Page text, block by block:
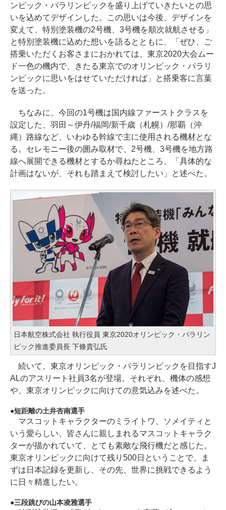
ンピック・パラリンピックを盛り上げていきたいとの思
いを込めてデザインした。この思いは今後、デザインを
変えて、特別塗装機の2号機、3号機を順次就航させる」
と特別塗装機に込めた想いを語るとともに、「ぜひ、ご
搭乗いただくお客さまにおかれては、東京2020大会ムー
ド一色の機内で、きたる東京でのオリンピック・パラリ
ンピックに思いをはせていただければ」と搭乗客に言葉
を送った。
ちなみに、今回の1号機は国内線ファーストクラスを
設定した、羽田～伊丹/福岡/新千歳（札幌）/那覇（沖
縄）路線など、いわゆる幹線で主に使用される機材とな
る。セレモニー後の囲み取材で、2号機、3号機を地方路
線へ展開できる機材とするか尋ねたところ、「具体的な
計画はないが、それも踏まえて検討したい」と述べた。
日本航空株式会社 執行役員 東京2020オリンピック・パラリン
ピック推進委員長 下條貴弘氏
続いて、東京オリンピック・パラリンピックを目指すJ
ALのアスリート社員3名が登場。それぞれ、機体の感想
や、東京オリンピックに向けての意気込みを述べた。
短距離の土井杏南選手
マスコットキャラクターのミライトワ、ソメイティと
いう愛らしい、皆さんに親しまれるマスコットキャラク
ターが描かれていて、とても素敵な飛行機だと感じた。
東京オリンピックに向けて残り500日ということで、ま
ずは日本記録を更新し、その先、世界に挑戦できるよう
に日々精進したい。
三段跳びの山本凌雅選手